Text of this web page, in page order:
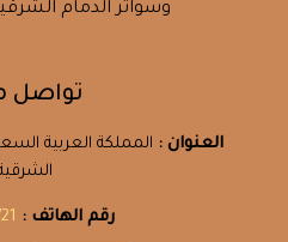
وسواتر الدمام
تواصل
العنوان : المملكة العربية
رقم الهاتف :